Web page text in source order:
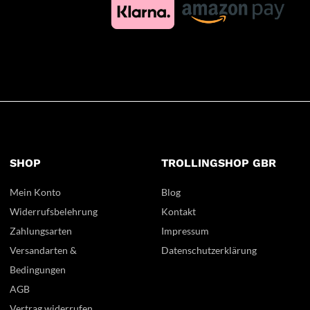
SHOP
Mein Konto
Widerrufsbelehrung
Zahlungsarten
Versandarten &
Bedingungen
AGB
TROLLINGSHOP GBR
Blog
Kontakt
Impressum
Datenschutzerklärung